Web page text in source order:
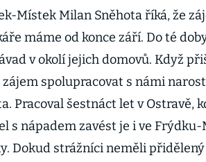
Místek Milan Sněhota říká, že
máme od konce září. Do té
v okolí jejich domovů. Když
spolupracovat s námi
Pracoval šestnáct let v Ostravě,
s nápadem zavést je i ve Frýdku-
Dokud strážníci neměli